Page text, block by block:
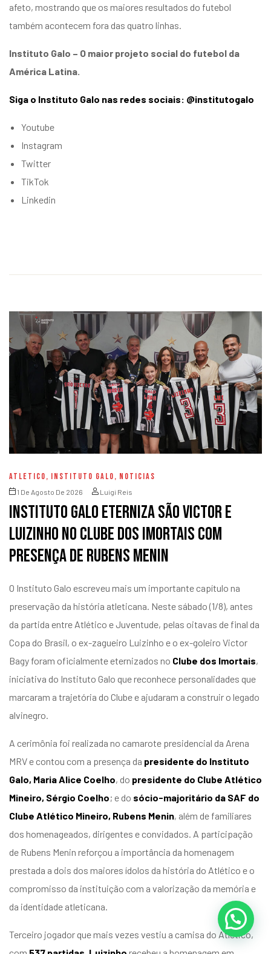
afeto, mostrando que os maiores resultados do futebol
também acontecem fora das quatro linhas.
Instituto Galo – O maior projeto social do futebol da
América Latina.
Siga o Instituto Galo nas redes sociais: @institutogalo
Youtube
Instagram
Twitter
TikTok
Linkedin
ATLETICO, INSTITUTO GALO, NOTICIAS
1 De Agosto De 2026 Luigi Reis
Instituto Galo eterniza São Victor e
Luizinho no Clube dos Imortais com
presença de Rubens Menin
O Instituto Galo escreveu mais um importante capítulo na
preservação da história atleticana. Neste sábado (1/8), antes
da partida entre Atlético e Juventude, pelas oitavas de final da
Copa do Brasil, o ex-zagueiro Luizinho e o ex-goleiro Victor
Bagy foram oficialmente eternizados no Clube dos Imortais,
iniciativa do Instituto Galo que reconhece personalidades que
marcaram a trajetória do Clube e ajudaram a construir o legado
alvinegro.
A cerimônia foi realizada no camarote presidencial da Arena
MRV e contou com a presença da presidente do Instituto
Galo, Maria Alice Coelho, do presidente do Clube Atlético
Mineiro, Sérgio Coelho; e do sócio-majoritário da SAF do
Clube Atlético Mineiro, Rubens Menin, além de familiares
dos homenageados, dirigentes e convidados. A participação
de Rubens Menin reforçou a importância da homenagem
prestada a dois dos maiores ídolos da história do Atlético e o
compromisso da instituição com a valorização da memória e
da identidade atleticana.
Terceiro jogador que mais vezes vestiu a camisa do Atlético,